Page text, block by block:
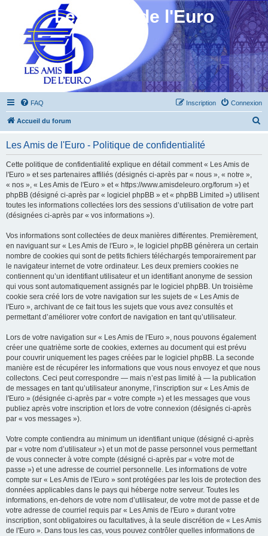
Les Amis de l'Euro
FAQ Connexion
Inscription
Accueil du forum
Les Amis de l'Euro - Politique de confidentialité
Cette politique de confidentialité explique en détail comment « Les Amis de
l'Euro » et ses partenaires affiliés (désignés ci-après par « nous », « notre »,
« nos », « Les Amis de l'Euro » et « https://www.amisdeleuro.org/forum ») et
phpBB (désigné ci-après par « logiciel phpBB » et « phpBB Limited ») utilisent
toutes les informations collectées lors des sessions d’utilisation de votre part
(désignées ci-après par « vos informations »).
Vos informations sont collectées de deux manières différentes. Premièrement,
en naviguant sur « Les Amis de l'Euro », le logiciel phpBB génèrera un certain
nombre de cookies qui sont de petits fichiers téléchargés temporairement par
le navigateur internet de votre ordinateur. Les deux premiers cookies ne
contiennent qu’un identifiant utilisateur et un identifiant anonyme de session
qui vous sont automatiquement assignés par le logiciel phpBB. Un troisième
cookie sera créé lors de votre navigation sur les sujets de « Les Amis de
l'Euro », archivant de ce fait tous les sujets que vous avez consultés et
permettant d’améliorer votre confort de navigation en tant qu’utilisateur.
Lors de votre navigation sur « Les Amis de l'Euro », nous pouvons également
créer une quatrième sorte de cookies, externes au document qui est prévu
pour couvrir uniquement les pages créées par le logiciel phpBB. La seconde
manière est de récupérer les informations que vous nous envoyez et que nous
collectons. Ceci peut correspondre — mais n’est pas limité à — la publication
de messages en tant qu’utilisateur anonyme, l’inscription sur « Les Amis de
l'Euro » (désignée ci-après par « votre compte ») et les messages que vous
publiez après votre inscription et lors de votre connexion (désignés ci-après
par « vos messages »).
Votre compte contiendra au minimum un identifiant unique (désigné ci-après
par « votre nom d’utilisateur ») et un mot de passe personnel vous permettant
de vous connecter à votre compte (désigné ci-après par « votre mot de
passe ») et une adresse de courriel personnelle. Les informations de votre
compte sur « Les Amis de l'Euro » sont protégées par les lois de protection des
données applicables dans le pays qui héberge notre serveur. Toutes les
informations, en-dehors de votre nom d’utilisateur, de votre mot de passe et de
votre adresse de courriel requis par « Les Amis de l'Euro » durant votre
inscription, sont obligatoires ou facultatives, à la seule discrétion de « Les Amis
de l'Euro ». Dans tous les cas, vous pouvez contrôler quelles informations de